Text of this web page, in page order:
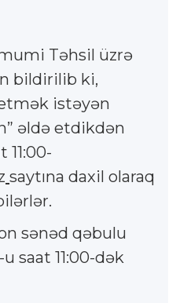
Təhsil üzrə
bildirilib ki,
istəyən
əldə etdikdən
11:00-
saytına daxil olaraq
sənəd qəbulu
saat 11:00-dək